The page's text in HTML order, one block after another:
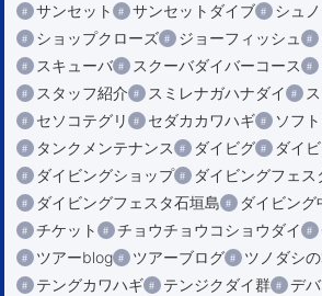
サンセット
サンセットダイブ
シュ
ショップクローズ
ジョーフィッシュ
スキューバ
スクーバダイバーコース
スタッフ紹介
スミレナガハナダイ
セソコテグリ
セダカカワハギ
ソフ
タンクメンテナンス
ダイビグ
ダイ
ダイビングショップ
ダイビングフェス
ダイビングフェスタ石垣島
ダイビング
チケット
チョウチョウコショウダイ
ツアーblog
ツアーブログ
ツノダシ
テングカワハギ
テンジクダイ群
デ